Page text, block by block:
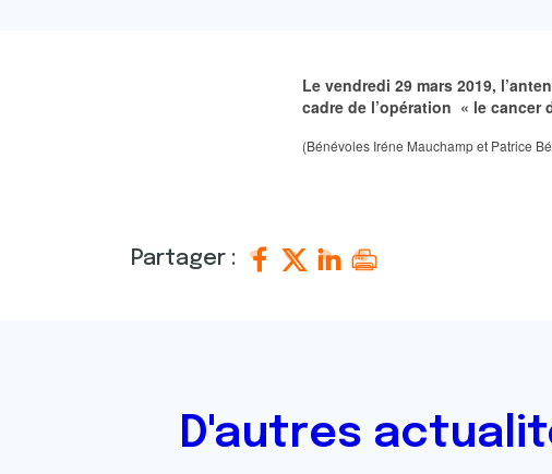
Le vendredi 29 mars 2019, l
cadre de l’opération « le cancer
(Bénévoles Iréne Mauchamp et Patrice
Partager :
D'autres